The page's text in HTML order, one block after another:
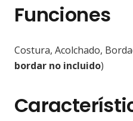
Funciones
Costura, Acolchado,
bordar no incluido)